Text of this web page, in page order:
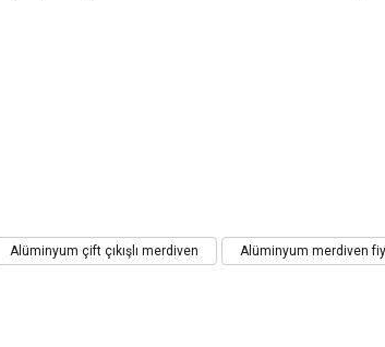
Alüminyum çift çıkışlı merdiven Alüminyum merdiven